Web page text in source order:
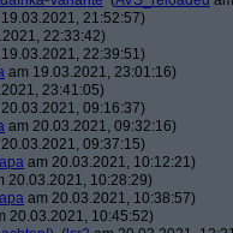
21:52:57)
22:33:42)
22:39:51)
am 19.03.2021, 23:01:16)
23:41:05)
09:16:37)
am 20.03.2021, 09:32:16)
09:37:15)
am 20.03.2021, 10:12:21)
20.03.2021, 10:28:29)
am 20.03.2021, 10:38:57)
20.03.2021, 10:45:52)